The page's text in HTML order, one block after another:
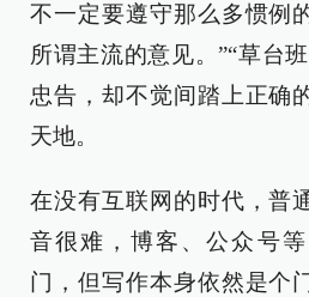
不一定要遵守那么多惯例
所谓主流的意见。”“草台
忠告，却不觉间踏上正确
天地。
在没有互联网的时代，普
音很难，博客、公众号
门，但写作本身依然是个